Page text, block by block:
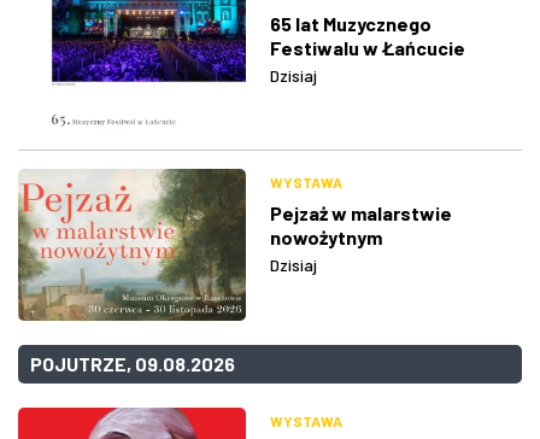
65 lat Muzycznego
Festiwalu w Łańcucie
Dzisiaj
WYSTAWA
Pejzaż w malarstwie
nowożytnym
Dzisiaj
POJUTRZE, 09.08.2026
WYSTAWA